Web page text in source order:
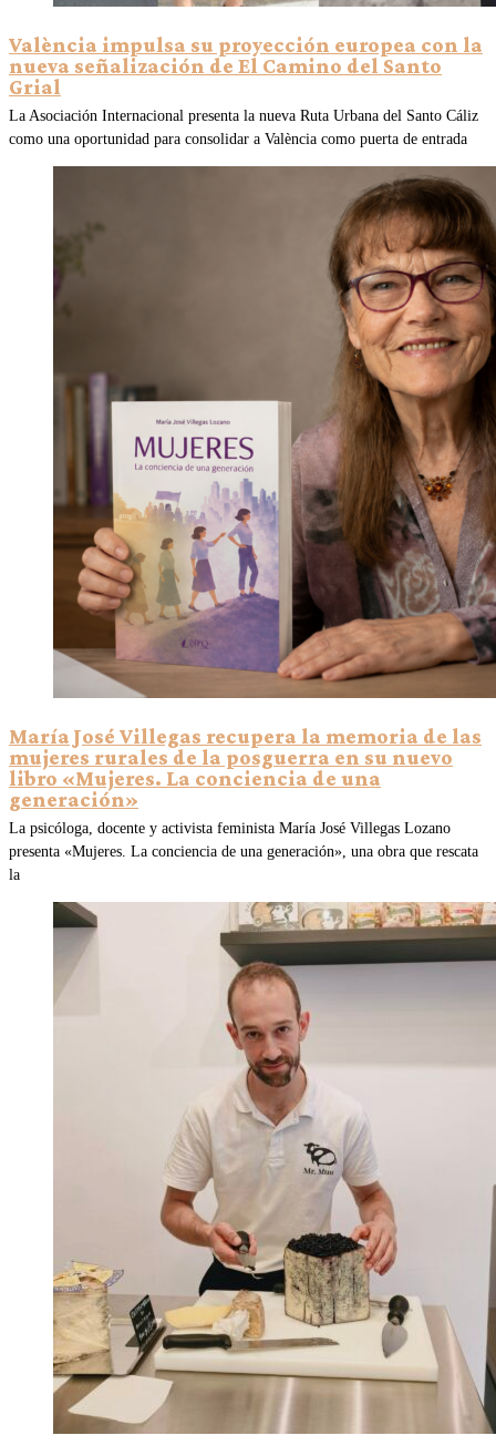
València impulsa su proyección europea con la
nueva señalización de El Camino del Santo
Grial
La Asociación Internacional presenta la nueva Ruta Urbana del Santo Cáliz
como una oportunidad para consolidar a València como puerta de entrada
María José Villegas recupera la memoria de las
mujeres rurales de la posguerra en su nuevo
libro «Mujeres. La conciencia de una
generación»
La psicóloga, docente y activista feminista María José Villegas Lozano
presenta «Mujeres. La conciencia de una generación», una obra que rescata
la